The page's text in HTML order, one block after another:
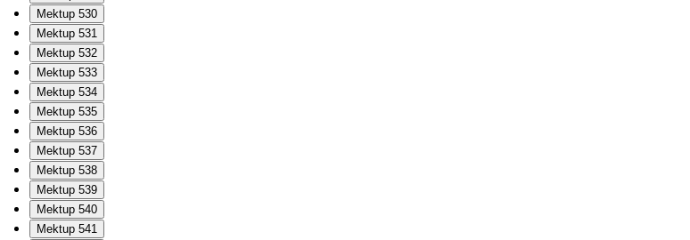
Mektup 530
Mektup 531
Mektup 532
Mektup 533
Mektup 534
Mektup 535
Mektup 536
Mektup 537
Mektup 538
Mektup 539
Mektup 540
Mektup 541